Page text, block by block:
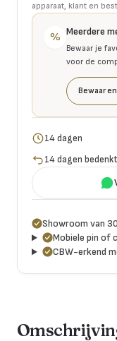
apparaat, klant en
% Meerdere
Bewaar je
voor de
Bewaar
14 dagen
14 dagen
Showroom van
Mobiele pin of
CBW-erkend